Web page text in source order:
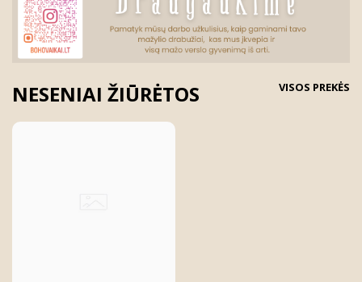
NESENIAI ŽIŪRĖTOS VISOS PREKĖS